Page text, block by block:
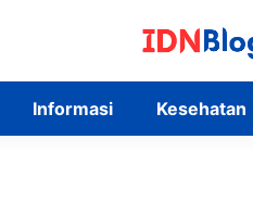
Informasi Kesehatan